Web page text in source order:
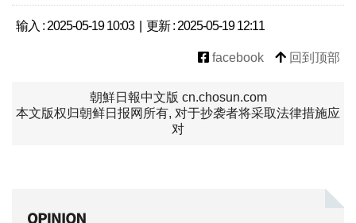
输入 : 2025-05-19 10:03 | 更新 : 2025-05-19 12:11
facebook 回到顶部
朝鮮日報中文版 cn.chosun.com
本文版权归朝鲜日报网所有, 对于抄袭者将采取法律措施应
对